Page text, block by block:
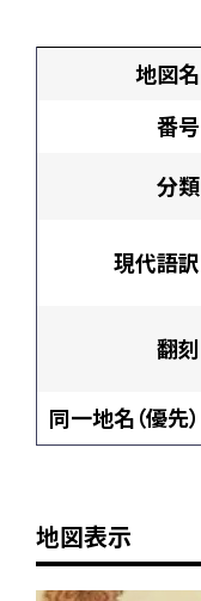
地図名
番号
分類
現代語訳
翻刻
同一地名（優先）
地図表示